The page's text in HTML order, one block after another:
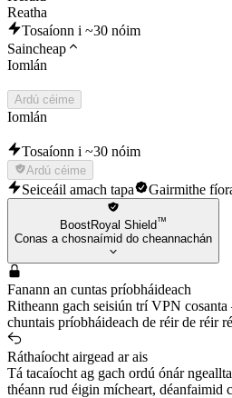
Reatha
Tosaíonn i ~30 nóim
Saincheap
Iomlán
Ardú céime
Iomlán
Tosaíonn i ~30 nóim
Ardú céime
Seiceáil amach tapa Gairmithe
BoostRoyal Shield™
Conas a chosnaímid do cheannachán
Fanann an cuntas príobháideach
Ritheann gach seisiún trí VPN
chuntais príobháideach de réir de réir
Ráthaíocht airgead ar ais
Tá tacaíocht ag gach ordú ónár
théann rud éigin mícheart, déanfaimid